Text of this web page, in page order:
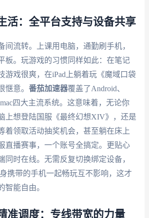
活：全平台支持与设备共享
间流转。上课用电脑，通勤刷手机，
板。玩游戏的习惯同样如此：在笔记
游戏很爽，在iPad上躺着玩《魔域口袋
惬意。 番茄加速器覆盖了Android、
四大主流系统。这意味着，无论你
上想登陆国服《最终幻想XIV》，还是
着领取活动抽奖机会，甚至躺在床上
直播赛事，一个账号全搞定。更贴心
同时在线。无需反复切换绑定设备，
携带的手机一起畅玩互不影响，这才
智能自由。
准调度：专线带宽的力量